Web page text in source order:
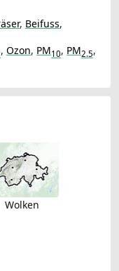
, Beifuss,
, Ozon, PM10, PM2.5,
Wolken